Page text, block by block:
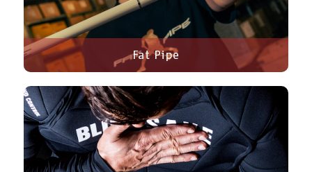
Fat Pipe